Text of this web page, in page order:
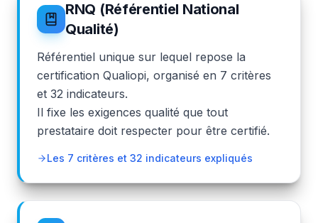
RNQ (Référentiel National
Qualité)
Référentiel unique sur lequel repose la
certification Qualiopi, organisé en 7 critères
et 32 indicateurs.
Il fixe les exigences qualité que tout
prestataire doit respecter pour être certifié.
Les 7 critères et 32 indicateurs expliqués